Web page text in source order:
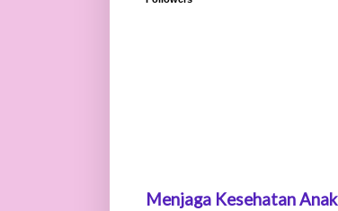
Menjaga Kesehatan Anak